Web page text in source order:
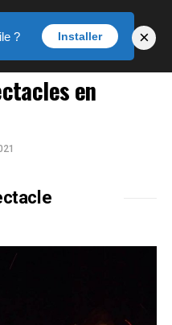
en
? Installer ×